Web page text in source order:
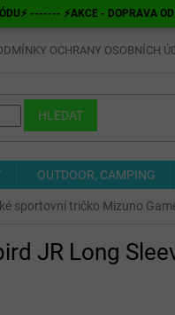
------- ⚡AKCE - DOPRAVA
OCHRANY OSOBNÍCH
HLEDAT
OUTDOOR, CAMPING
sportovní tričko Mizuno
JR Long